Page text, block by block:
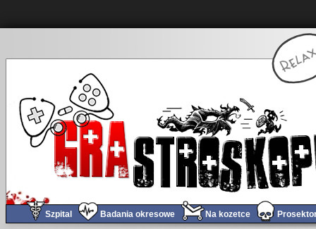
Szpital Badania okresowe Na kozetce